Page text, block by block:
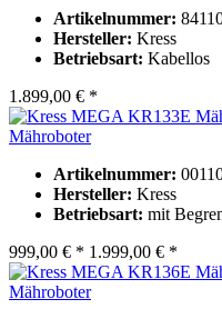
Artikelnummer:
Hersteller: Kress
Betriebsart: Kabellos
1.899,00 € *
Mähroboter
Artikelnummer:
Hersteller: Kress
Betriebsart: mit
999,00 € * 1.999,00 € *
Mähroboter